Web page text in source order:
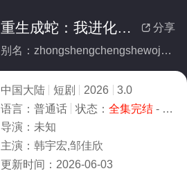
 分享
重生成蛇：我进化成顶流(全集)
别名：zhongshengchengshewojinhuachengdingliu
中国大陆 短剧 2026
3.0
语言： 普通话 状态： 全集完结- 免费在线观看
导演： 未知
主演： 韩宇宏,邹佳欣
更新时间： 2026-06-03